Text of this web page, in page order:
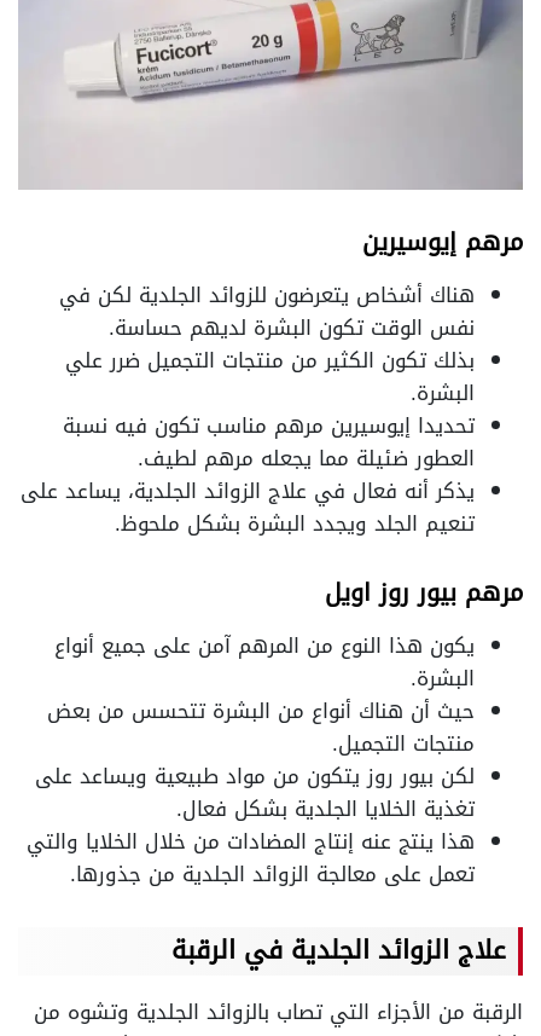
مرهم إيوسيرين
هناك أشخاص يتعرضون للزوائد الجلدية لكن في
نفس الوقت تكون البشرة لديهم حساسة.
بذلك تكون الكثير من منتجات التجميل ضرر علي
البشرة.
تحديدا إيوسيرين مرهم مناسب تكون فيه نسبة
العطور ضئيلة مما يجعله مرهم لطيف.
يذكر أنه فعال في علاج الزوائد الجلدية، يساعد على
تنعيم الجلد ويجدد البشرة بشكل ملحوظ.
مرهم بيور روز اويل
يكون هذا النوع من المرهم آمن على جميع أنواع
البشرة.
حيث أن هناك أنواع من البشرة تتحسس من بعض
منتجات التجميل.
لكن بيور روز يتكون من مواد طبيعية ويساعد على
تغذية الخلايا الجلدية بشكل فعال.
هذا ينتج عنه إنتاج المضادات من خلال الخلايا والتي
تعمل على معالجة الزوائد الجلدية من جذورها.
علاج الزوائد الجلدية في الرقبة
الرقبة من الأجزاء التي تصاب بالزوائد الجلدية وتشوه من